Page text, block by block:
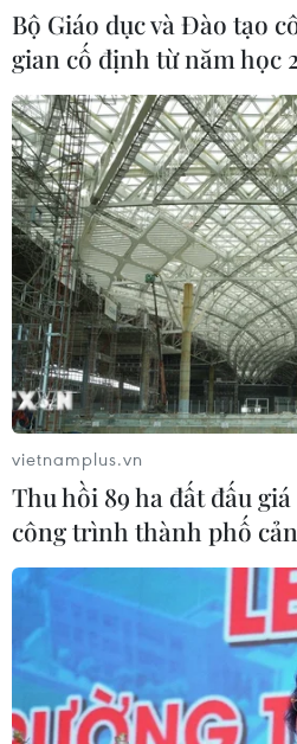
Bộ Giáo dục và Đào tạo
gian cố định từ năm học
vietnamplus.vn
Thu hồi 89 ha đất đấu
công trình thành phố